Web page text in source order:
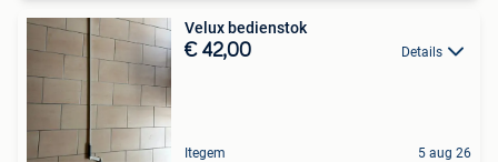
Velux bedienstok
€ 42,00 Details
Itegem 5 aug 26